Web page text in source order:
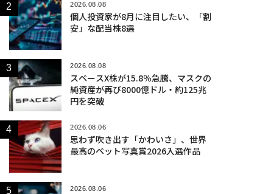
2026.08.08
個人投資家が8月に注目したい、「割
安」な配当株8選
2026.08.08
スペースX株が15.8％急騰、マスクの
純資産が再び8000億ドル・約125兆
円を突破
2026.08.06
思わず吹き出す「かわいさ」、世界
最高のペット写真賞2026入選作品
2026.08.06